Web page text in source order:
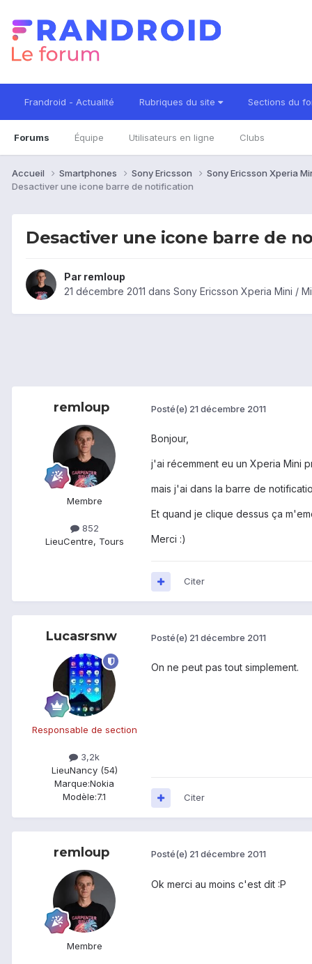
Frandroid - Actualité Rubriques du site Sections du
Forums Équipe Utilisateurs en ligne Clubs
Accueil Smartphones Sony Ericsson Sony Ericsson Xperia
Desactiver une icone barre de notification
Desactiver une icone barre de
Par remloup
21 décembre 2011 dans Sony Ericsson Xperia Mini /
remloup
Membre
852
LieuCentre, Tours
Posté(e) 21 décembre 2011
Bonjour,
j'ai récemment eu un Xperia Mini
mais j'ai dans la barre de
Et quand je clique dessus ça
Merci :)
Citer
Lucasrsnw
Responsable de section
3,2k
LieuNancy (54)
Marque:Nokia
Modèle:7.1
Posté(e) 21 décembre 2011
On ne peut pas tout simplement.
Citer
remloup
Membre
Posté(e) 21 décembre 2011
Ok merci au moins c'est dit :P